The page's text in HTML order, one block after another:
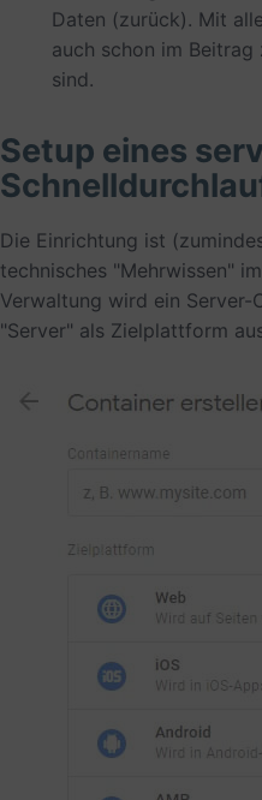
Daten (zurück). Mit
auch schon im Beitrag
sind.
Setup eines
Die Einrichtung ist
technisches "Mehrwissen"
Verwaltung wird ein
"Server" als Zielplattform